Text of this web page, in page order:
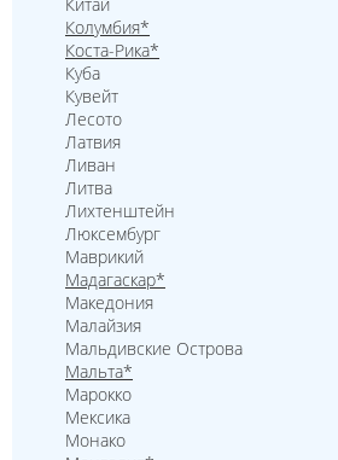
Колумбия*
Коста-Рика*
Куба
Кувейт
Лесото
Латвия
Ливан
Литва
Лихтенштейн
Люксембург
Маврикий
Мадагаскар*
Македония
Малайзия
Мальдивские Острова
Мальта*
Марокко
Мексика
Монако